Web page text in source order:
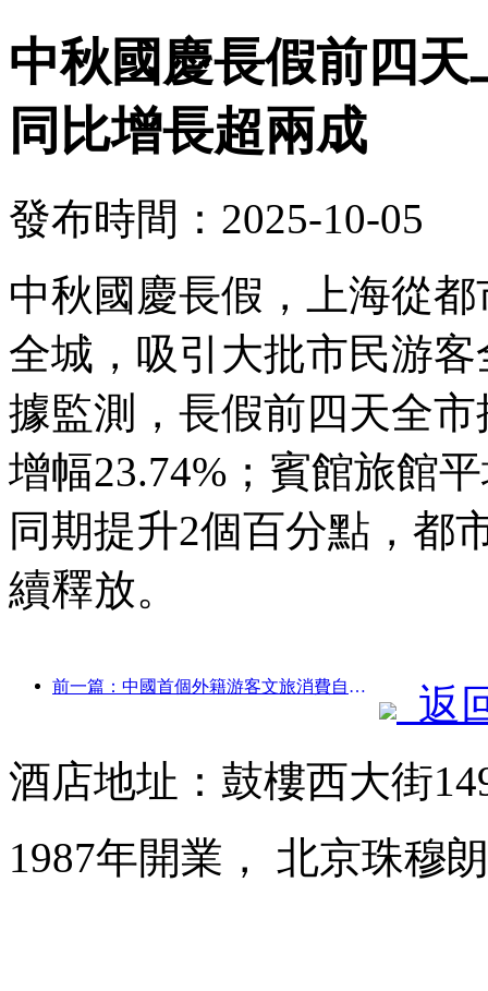
中秋國慶長假前四
同比增長超兩成
發布時間：2025-10-05
中秋國慶長假，上海從
全城，吸引大批市民游
據監測，長假前四天全
增幅23.74%；賓館旅館
同期提升2個百分點，都
續釋放。
前一篇：中國首個外籍游客文旅消費自助系統在滬啟動
返
酒店地址：鼓樓西大街
1987年開業， 北京珠